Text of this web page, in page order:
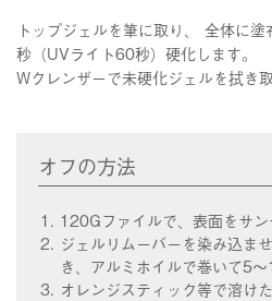
トップジェルを筆に取り、 全体に
秒（UVライト60秒）硬化します。
Wクレンザーで未硬化ジェルを拭き取
オフの方法
120Gファイルで、表面をサン
ジェルリムーバーを染み込ま
き、アルミホイルで巻いて5～
オレンジスティック等で溶け